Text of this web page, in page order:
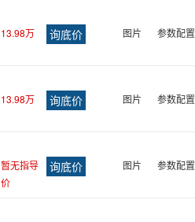
13.98万 图片 参数配置
13.98万 图片 参数配置
暂无指导
价
图片 参数配置